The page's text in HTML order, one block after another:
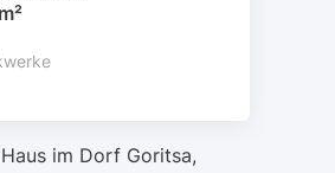
im Dorf Goritsa,